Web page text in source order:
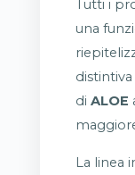
Tutti i
una
di ALOE
La linea